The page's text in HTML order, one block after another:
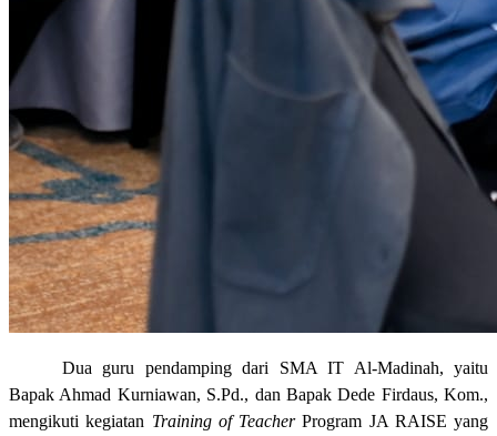
Dua guru pendamping dari SMA IT Al-Madinah, yaitu
Bapak Ahmad Kurniawan, S.Pd., dan Bapak Dede Firdaus, Kom.,
mengikuti kegiatan Training of TeacherProgram JA RAISE yang